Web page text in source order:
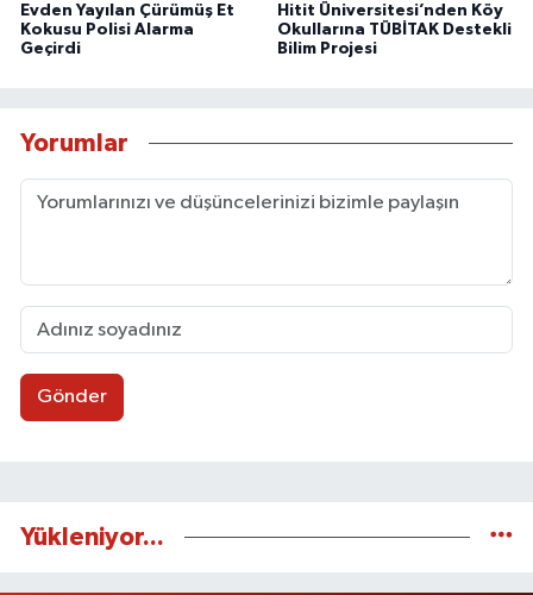
Evden Yayılan Çürümüş Et
Kokusu Polisi Alarma
Geçirdi
Hitit Üniversitesi’nden Köy
Okullarına TÜBİTAK Destekli
Bilim Projesi
Yorumlar
Gönder
Yükleniyor...